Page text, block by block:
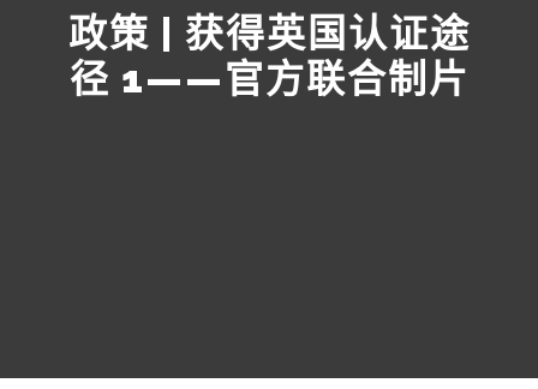
政策 | 获得英国认证途
径 1——官方联合制片